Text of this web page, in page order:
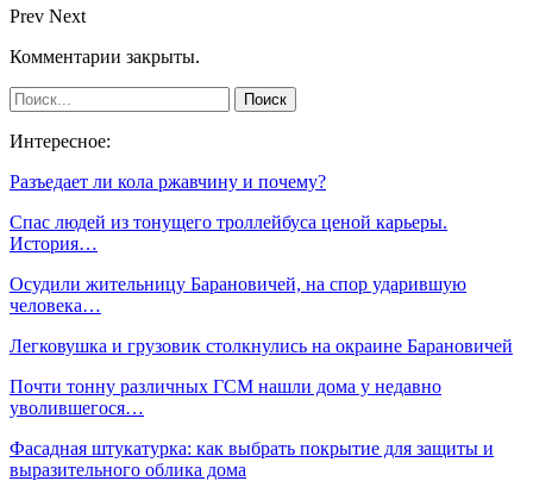
Prev Next
Комментарии закрыты.
Интересное:
Разъедает ли кола ржавчину и почему?
Спас людей из тонущего троллейбуса ценой карьеры.
История…
Осудили жительницу Барановичей, на спор ударившую
человека…
Легковушка и грузовик столкнулись на окраине Барановичей
Почти тонну различных ГСМ нашли дома у недавно
уволившегося…
Фасадная штукатурка: как выбрать покрытие для защиты и
выразительного облика дома